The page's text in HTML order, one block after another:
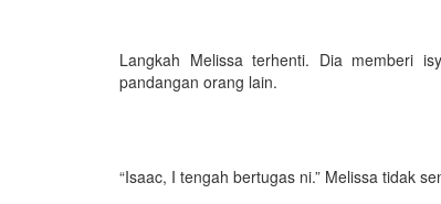
Langkah Melissa terhenti. Dia memberi
pandangan orang lain.
“Isaac, I tengah bertugas ni.” Melissa tidak